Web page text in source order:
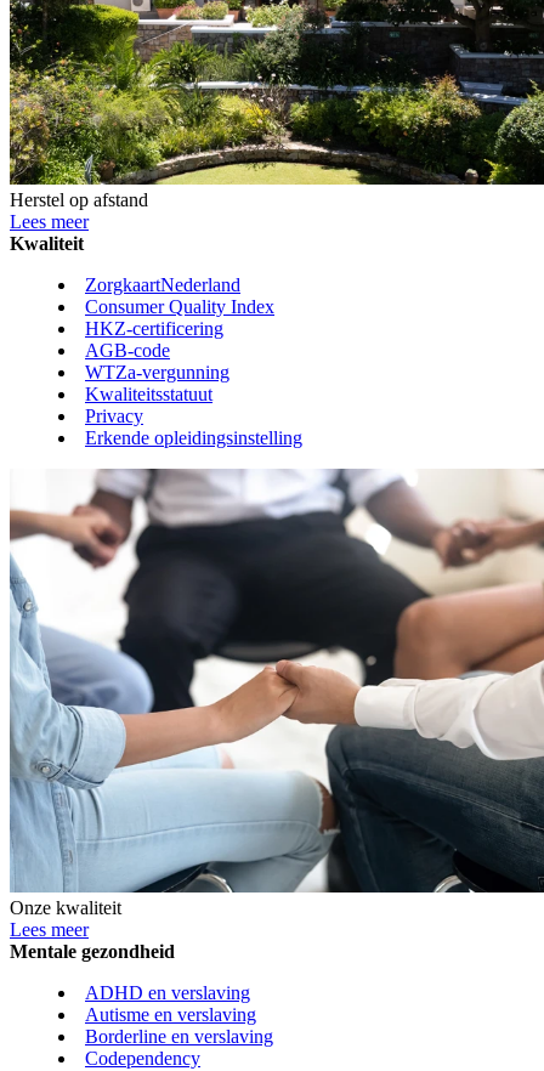
Herstel op afstand
Lees meer
Kwaliteit
ZorgkaartNederland
Consumer Quality Index
HKZ-certificering
AGB-code
WTZa-vergunning
Kwaliteitsstatuut
Privacy
Erkende opleidingsinstelling
Onze kwaliteit
Lees meer
Mentale gezondheid
ADHD en verslaving
Autisme en verslaving
Borderline en verslaving
Codependency